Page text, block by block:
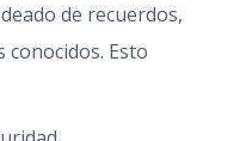
de recuerdos,
Esto